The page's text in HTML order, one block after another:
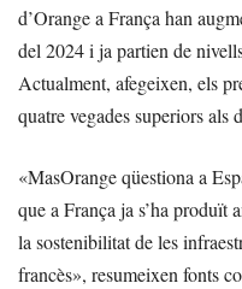
d’Orange a França han
del 2024 i ja partien de
Actualment, afegeixen, els
quatre vegades superiors als
«MasOrange qüestiona a
que a França ja s’ha produït
la sostenibilitat de les
francès», resumeixen fonts